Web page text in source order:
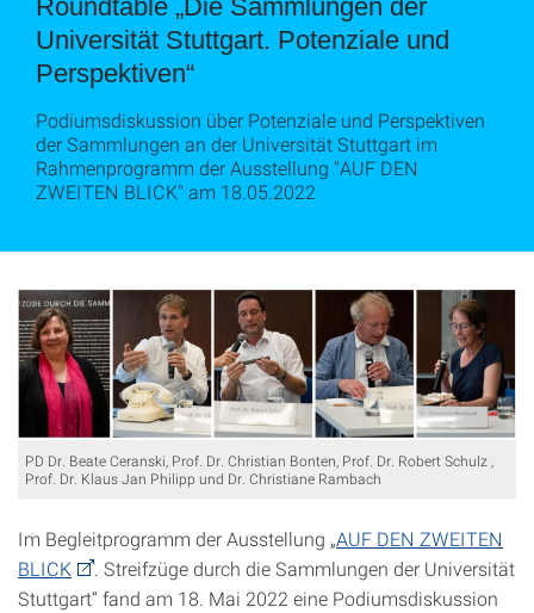
Roundtable „Die Sammlungen der
Universität Stuttgart. Potenziale und
Perspektiven“
Podiumsdiskussion über Potenziale und Perspektiven
der Sammlungen an der Universität Stuttgart im
Rahmenprogramm der Ausstellung "AUF DEN
ZWEITEN BLICK" am 18.05.2022
PD Dr. Beate Ceranski, Prof. Dr. Christian Bonten, Prof. Dr. Robert Schulz ,
Prof. Dr. Klaus Jan Philipp und Dr. Christiane Rambach
Im Begleitprogramm der Ausstellung „AUF DEN ZWEITEN
BLICK
. Streifzüge durch die Sammlungen der Universität
Stuttgart“ fand am 18. Mai 2022 eine Podiumsdiskussion